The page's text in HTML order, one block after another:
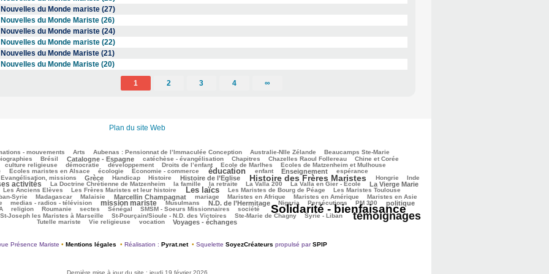
Nouvelles du Monde mariste (27)
Nouvelles du Monde Mariste (26)
Nouvelles du Monde mariste (24)
Nouvelles du Monde mariste (22)
Nouvelles du Monde Mariste (21)
Nouvelles du Monde Mariste (20)
1 2 3 4 ∞
Plan du site Web
- mouvements Arts Aubenas : Pensionnat de l’Immaculée Conception Australie-Nlle Zélande Beaucamps Ste-Marie
Brésil Catalogne - Espagne catéchèse - évangélisation Chapitres Chazelles Raoul Follereau Chine et Corée
culture religieuse démocratie développement Droits de l’enfant Ecole de Marlhes Ecoles de Matzenheim et Mulhouse
Ecoles maristes en Alsace écologie Economie - commerce éducation enfant Enseignement espérance
Evangélisation, missions Grèce Handicap Histoire Histoire de l’Eglise Histoire des Frères Maristes Hongrie Inde
activités La Doctrine Chrétienne de Matzenheim la famille la retraite La Valla 200 La Valla en Gier - Ecole La Vierge Marie
Les Anciens Elèves Les Frères Maristes et leur histoire Les laïcs Les Maristes de Bourg de Péage Les Maristes Toulouse
Syrie Madagascar Malaisie Marcellin Champagnat mariage Maristes en Afrique Maristes en Amérique Maristes en Asie
medias - radios - télévision mission mariste Musulmans N.D. de l’Hermitage Nigeria Persécutions PM 300 politique
religion Roumanie sectes Sénégal SMSM - Soeurs Missionnaires société Solidarité - bienfaisance
St-Joseph les Maristes à Marseille St-Pourçain/Sioule - N.D. des Victoires Ste-Marie de Chagny Syrie - Liban témoignages
Tutelle mariste
Vie religieuse vocation Voyages - échanges
Présence Mariste • Mentions légales • Réalisation : Pyrat.net • Squelette SoyezCréateurs propulsé parSPIP